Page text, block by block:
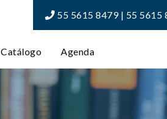
55 5615 8479 | 55 5615
Catálogo Agenda